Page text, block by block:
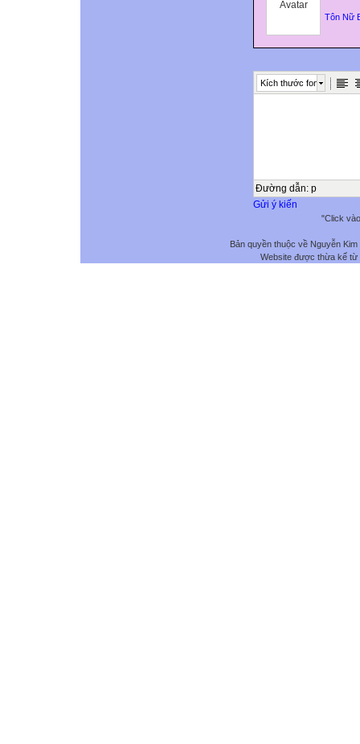
Tôn Nữ
Kích thước font
Đường dẫn: p
Gửi ý kiến
"Click
Bản quyền thuộc về Nguyễn
Website được thừa kế từ